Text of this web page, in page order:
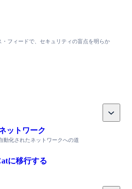
フィードで、セキュリティの盲点を明らか
ットワーク
動化されたネットワークへの道
に移行する